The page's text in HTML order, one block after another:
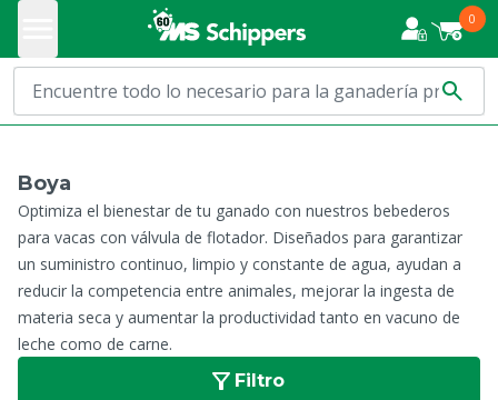
0
Boya
Optimiza el bienestar de tu ganado con nuestros bebederos
para vacas con válvula de flotador. Diseñados para garantizar
un suministro continuo, limpio y constante de agua, ayudan a
reducir la competencia entre animales, mejorar la ingesta de
materia seca y aumentar la productividad tanto en vacuno de
leche como de carne.
Filtro